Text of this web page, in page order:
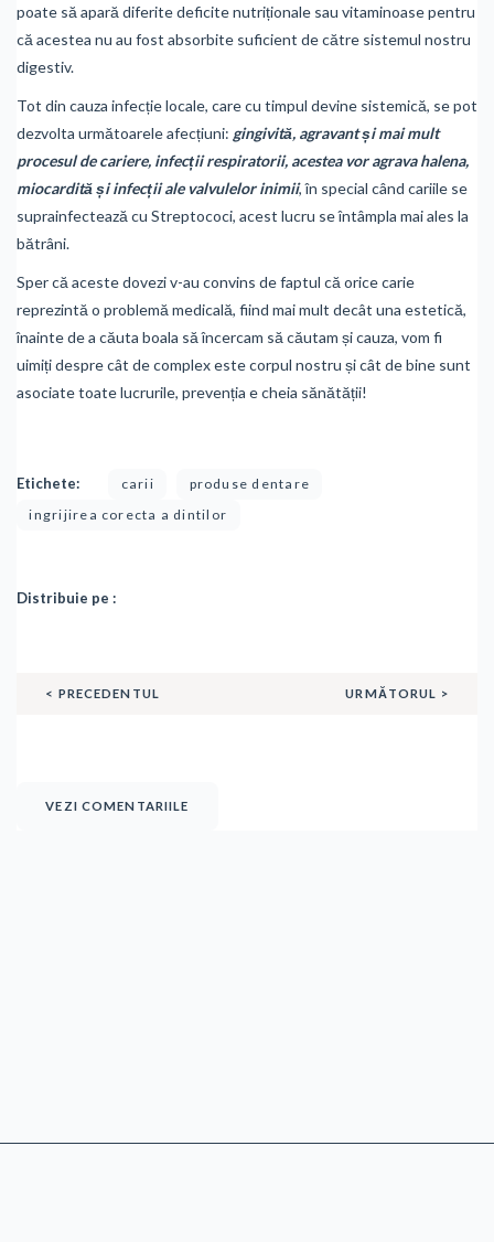
poate să apară diferite deficite nutriționale sau vitaminoase pentru
că acestea nu au fost absorbite suficient de către sistemul nostru
digestiv.
Tot din cauza infecție locale, care cu timpul devine sistemică, se pot
dezvolta următoarele afecțiuni: gingivită, agravant și mai mult
procesul de cariere, infecții respiratorii, acestea vor agrava halena,
miocardită și infecții ale valvulelor inimii, în special când cariile se
suprainfectează cu Streptococi, acest lucru se întâmpla mai ales la
bătrâni.
Sper că aceste dovezi v-au convins de faptul că orice carie
reprezintă o problemă medicală, fiind mai mult decât una estetică,
înainte de a căuta boala să încercam să căutam și cauza, vom fi
uimiți despre cât de complex este corpul nostru și cât de bine sunt
asociate toate lucrurile, prevenția e cheia sănătății!
Etichete: carii
produse dentare
ingrijirea corecta a dintilor
Distribuie pe :
< PRECEDENTUL URMĂTORUL >
VEZI COMENTARIILE